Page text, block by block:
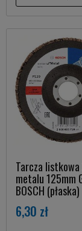
Tarcza listkowa
metalu 125mm
BOSCH (płaska)
6,30 zł